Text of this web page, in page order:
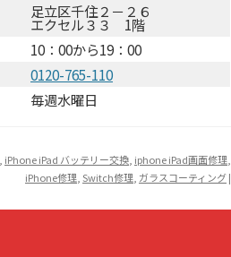
足立区千住２－２６
エクセル３３ 1階
10：00から19：00
0120-765-110
毎週水曜日
iPhone iPad バッテリー交換 iphone iPad画面修理
iPhone修理 Switch修理 ガラスコーティング|